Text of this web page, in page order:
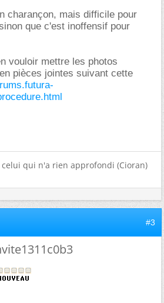
charançon, mais difficile pour
que c'est inoffensif pour
vouloir mettre les photos
pièces jointes suivant cette
qui n'a rien approfondi (Cioran)
#3